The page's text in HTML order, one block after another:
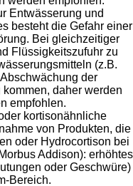
Entwässerung und
besteht die Gefahr einer
Bei gleichzeitiger
Flüssigkeitszufuhr zu
(z.B.
der
daher werden
empfohlen.
kortisonähnliche
von Produkten, die
oder Hydrocortison bei
Addison): erhöhtes
oder Geschwüre)
Bereich.